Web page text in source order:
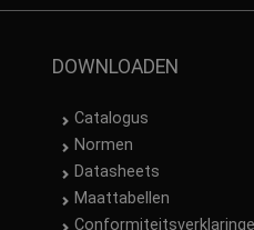
DOWNLOADEN
Catalogus
Normen
Datasheets
Maattabellen